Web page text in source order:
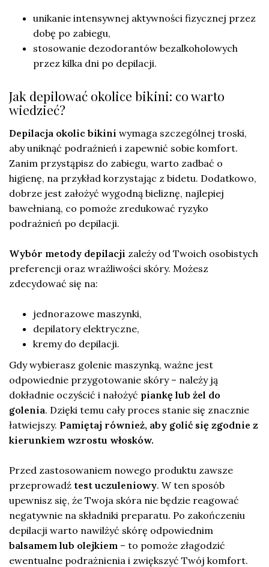
unikanie intensywnej aktywności fizycznej przez
dobę po zabiegu,
stosowanie dezodorantów bezalkoholowych
przez kilka dni po depilacji.
Jak depilować okolice bikini: co warto
wiedzieć?
Depilacja okolic bikini wymaga szczególnej troski,
aby uniknąć podrażnień i zapewnić sobie komfort.
Zanim przystąpisz do zabiegu, warto zadbać o
higienę, na przykład korzystając z bidetu. Dodatkowo,
dobrze jest założyć wygodną bieliznę, najlepiej
bawełnianą, co pomoże zredukować ryzyko
podrażnień po depilacji.
Wybór metody depilacji zależy od Twoich osobistych
preferencji oraz wrażliwości skóry. Możesz
zdecydować się na:
jednorazowe maszynki,
depilatory elektryczne,
kremy do depilacji.
Gdy wybierasz golenie maszynką, ważne jest
odpowiednie przygotowanie skóry – należy ją
dokładnie oczyścić i nałożyć piankę lub żel do
golenia. Dzięki temu cały proces stanie się znacznie
łatwiejszy. Pamiętaj również, aby golić się zgodnie z
kierunkiem wzrostu włosków.
Przed zastosowaniem nowego produktu zawsze
przeprowadź test uczuleniowy. W ten sposób
upewnisz się, że Twoja skóra nie będzie reagować
negatywnie na składniki preparatu. Po zakończeniu
depilacji warto nawilżyć skórę odpowiednim
balsamem lub olejkiem – to pomoże złagodzić
ewentualne podrażnienia i zwiększyć Twój komfort.